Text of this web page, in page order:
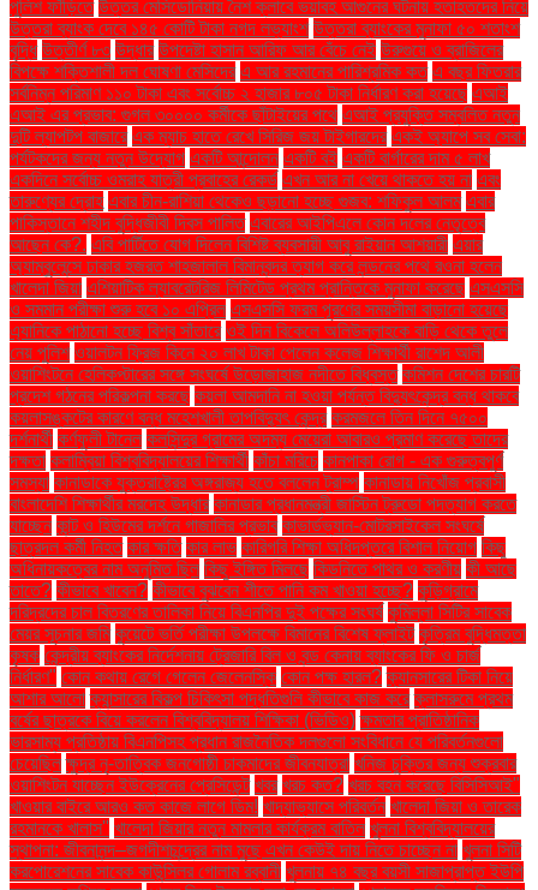
পুলিশ ফাঁড়িতে উত্তর মেসিডোনিয়ায় নৈশ ক্লাবে ভয়াবহ আগুনের ঘটনায় হতাহতদের নিয়ে
উত্তরা ব্যাংক দেবে ১৪৫ কোটি টাকা নগদ লভ্যাংশ উত্তরা ব্যাংকের মুনাফা ৫০ শতাংশ
বৃদ্ধি উত্তীর্ণ ৮৩ উদ্ধার উপদেষ্টা হাসান আরিফ আর বেঁচে নেই উরুগুয়ে ও ব্রাজিলের
বিপক্ষে শক্তিশালী দল ঘোষণা মেসিদের এ আর রহমানের পারিশ্রমিক কত এ বছর ফিতরার
সর্বনিম্ন পরিমাণ ১১০ টাকা এবং সর্বোচ্চ ২ হাজার ৮০৫ টাকা নির্ধারণ করা হয়েছে এআই
এআই এর প্রভাব: গুগল ৩০০০০ কর্মীকে ছাঁটাইয়ের পথে এআই প্রযুক্তি সম্বলিত নতুন
দুটি ল্যাপটপ বাজারে এক ম্যাচ হাতে রেখে সিরিজ জয় টাইগারদের একই অ্যাপে সব সেবা:
পর্যটকদের জন্য নতুন উদ্যোগ একটি আন্দোলন একটি বই একটি বার্গারের দাম ৫ লাখ
একদিনে সর্বোচ্চ ওমরাহ যাত্রী প্রবাহের রেকর্ড এখন আর না খেয়ে থাকতে হয় না এবং
তারুণ্যের দ্রোহ এবার চীন-রাশিয়া থেকেও ছড়ানো হচ্ছে গুজব: শফিকুল আলম এবার
পাকিস্তানে শহীদ বুদ্ধিজীবী দিবস পালিত এবারের আইপিএলে কোন দলের নেতৃত্বে
আছেন কে?. এবি পার্টিতে যোগ দিলেন বিশিষ্ট ব্যবসায়ী আবু রাইয়ান আশয়ারী এয়ার
অ্যাম্বুলেন্সে ঢাকার হজরত শাহজালাল বিমানবন্দর ত্যাগ করে লন্ডনের পথে রওনা হলেন
খালেদা জিয়া এশিয়াটিক ল্যাবরেটরিজ লিমিটেড প্রথম প্রান্তিকে মুনাফা করেছে এসএসসি
ও সমমান পরীক্ষা শুরু হবে ১০ এপ্রিল এসএসসি ফরম পূরণের সময়সীমা বাড়ানো হয়েছে
এ্যানিকে পাঠানো হচ্ছে বিশ্ব সাঁতারে ওই দিন বিকেলে অলিউল্লাহকে বাড়ি থেকে তুলে
নেয় পুলিশ ওয়ালটন ফ্রিজ কিনে ২০ লাখ টাকা পেলেন কলেজ শিক্ষার্থী রাশেদ আলী
ওয়াশিংটনে হেলিকপ্টারের সঙ্গে সংঘর্ষে উড়োজাহাজ নদীতে বিধ্বস্ত কমিশন দেশের চারটি
প্রদেশ গঠনের পরিকল্পনা করছে কয়লা আমদানি না হওয়া পর্যন্ত বিদ্যুৎকেন্দ্র বন্ধ থাকবে
কয়লাসঙ্কটের কারণে বন্ধ মহেশখালী তাপবিদ্যুৎ কেন্দ্র করমজলে তিন দিনে ৭৫০০
দর্শনার্থী কর্ণফুলী টানেল কলসিন্দুর গ্রামের অদম্য মেয়েরা আবারও প্রমাণ করেছে তাদের
দক্ষতা কলাম্বিয়া বিশ্ববিদ্যালয়ের শিক্ষার্থী কাঁচা মরিচে কানপাকা রোগ - এক গুরুত্বপুর্ণ
সমস্যা কানাডাকে যুক্তরাষ্ট্রের অঙ্গরাজ্য হতে বললেন ট্রাম্প কানাডায় নিখোঁজ প্রবাসী
বাংলাদেশি শিক্ষার্থীর মরদেহ উদ্ধার কানাডার প্রধানমন্ত্রী জাস্টিন ট্রুডো পদত্যাগ করতে
যাচ্ছেন কান্ট ও হিউমের দর্শনে গাজালির প্রভাব কাভার্ডভ্যান-মোটরসাইকেল সংঘর্ষে
ছাত্রদল কর্মী নিহত কার ক্ষতি কার লাভ কারিগরি শিক্ষা অধিদপ্তরে বিশাল নিয়োগ কিছু
অধিনায়কত্বের নাম অনুমিত ছিল কিছু ইঙ্গিত মিলছে কিডনিতে পাথর ও করণীয় কী আছে
তাতে? কীভাবে খাবেন? কীভাবে বুঝবেন শীতে পানি কম খাওয়া হচ্ছে? কুড়িগ্রামে
দরিদ্রদের চাল বিতরণের তালিকা নিয়ে বিএনপির দুই পক্ষের সংঘর্ষ কুমিল্লা সিটির সাবেক
মেয়র সূচনার জমি কুয়েটে ভর্তি পরীক্ষা উপলক্ষে বিমানের বিশেষ ফ্লাইট কৃত্রিম বুদ্ধিমত্তা
কৃষক কেন্দ্রীয় ব্যাংকের নির্দেশনায় ট্রেজারি বিল ও বন্ড কেনায় ব্যাংকের ফি ও চার্জ
নির্ধারণ" কোন কথায় রেগে গেলেন জেলেনস্কি কোন পক্ষ হারল? ক্যানসারের টিকা নিয়ে
আশার আলো ক্যান্সারের বিকল্প চিকিৎসা পদ্ধতিগুলি কীভাবে কাজ করে ক্লাসরুমে প্রথম
বর্ষের ছাত্রকে বিয়ে করলেন বিশ্ববিদ্যালয় শিক্ষিকা (ভিডিও) ক্ষমতার প্রাতিষ্ঠানিক
ভারসাম্য প্রতিষ্ঠায় বিএনপিসহ প্রধান রাজনৈতিক দলগুলো সংবিধানে যে পরিবর্তনগুলো
চেয়েছিল ক্ষুদ্র নৃ-তাত্বিক জনগোষ্ঠী চাকমাদের জীবনযাত্রা খনিজ চুক্তির জন্য শুক্রবার
ওয়াশিংটন যাচ্ছেন ইউক্রেনের প্রেসিডেন্ট খবর খরচ কত? খরচ বহন করেছে বিসিসিআই"
খাওয়ার বাইরে আরও কত কাজে লাগে ডিম! খাদ্যাভ্যাসে পরিবর্তন খালেদা জিয়া ও তারেক
রহমানকে খালাস'' খালেদা জিয়ার নতুন মামলার কার্যক্রম বাতিল খুলনা বিশ্ববিদ্যালয়ের
স্থাপনা: জীবনানন্দ–জগদীশচন্দ্রের নাম মুছে এখন কেউই দায় নিতে চাচ্ছেন না খুলনা সিটি
করপোরেশনের সাবেক কাউন্সিলর গোলাম রব্বানী খুলনায় ৭৪ বছর বয়সী সাজাপ্রাপ্ত ইউপি